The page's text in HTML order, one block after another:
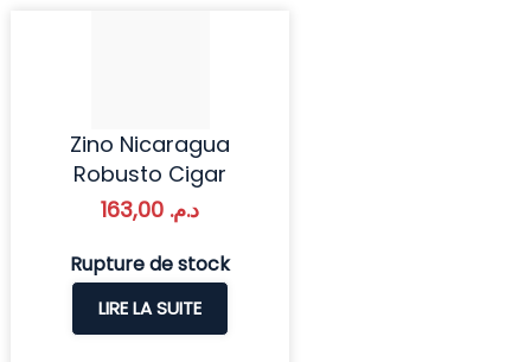
Zino Nicaragua
Robusto Cigar
د.م.
Rupture de stock
LIRE LA SUITE